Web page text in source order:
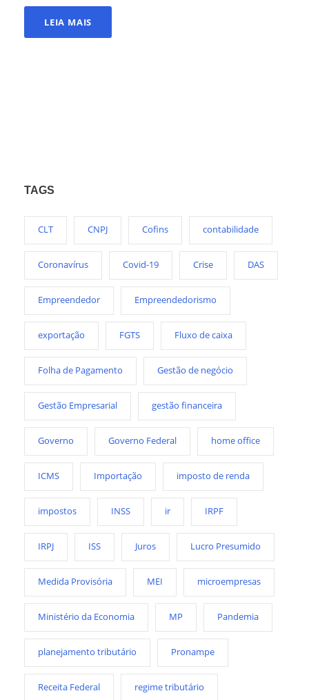
LEIA MAIS
TAGS
CLT CNPJ Cofins contabilidade
Coronavírus Covid-19 Crise DAS
Empreendedor Empreendedorismo
exportação FGTS Fluxo de caixa
Folha de Pagamento Gestão de negócio
Gestão Empresarial gestão financeira
Governo Governo Federal home office
ICMS Importação imposto de renda
impostos INSS ir IRPF
IRPJ ISS Juros Lucro Presumido
Medida Provisória MEI microempresas
Ministério da Economia MP Pandemia
planejamento tributário Pronampe
Receita Federal regime tributário